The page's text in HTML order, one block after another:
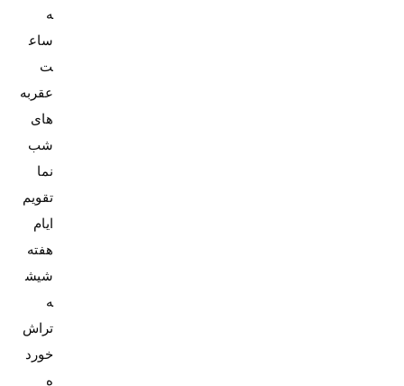
ه
ساع
عقربه
های
شب
تقویم
ایام
شیش
ه
تراش
خورد